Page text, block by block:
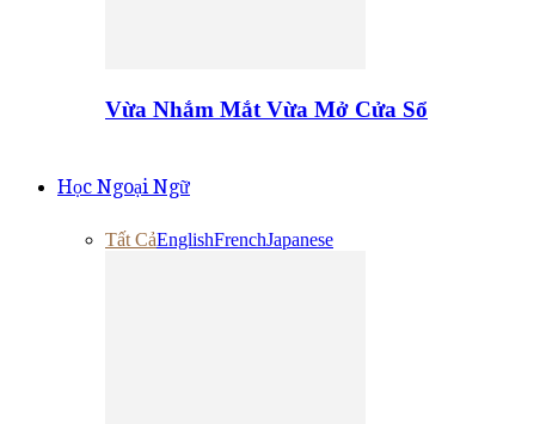
Vừa Nhắm Mắt Vừa Mở Cửa Sổ
Học Ngoại Ngữ
Tất CảEnglishFrenchJapanese